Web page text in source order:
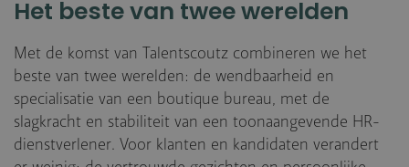
Het beste van twee werelden
Met de komst van Talentscoutz combineren we het
beste van twee werelden: de wendbaarheid en
specialisatie van een boutique bureau, met de
slagkracht en stabiliteit van een toonaangevende HR-
dienstverlener. Voor klanten en kandidaten verandert